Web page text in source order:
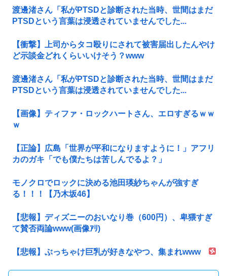
渡邊渚さん「私がPTSDと診断された当時、世間はまだ
PTSDという言葉は浸透されていませんでした...
【衝撃】上司からタコ殴りにされて被害届出したんやけ
ど示談金どれくらいいけそう？www
渡邊渚さん「私がPTSDと診断された当時、世間はまだ
PTSDという言葉は浸透されていませんでした...
【画像】ティファ・ロックハートさん、エロすぎるｗｗ
ｗ
【正論】広島「世界が平和になりますように！」アフリ
カのガキ「でも僕たちは苦しんでるよ？」
モノクロでロックに決める池田瑛紗ちゃんが強すぎ
る！！！【乃木坂46】
【悲報】ディズニーのおいなり巻（600円）、卑猥すぎ
て賛否両論www(画像ｱﾘ)
【悲報】ぶっちゃけ巨乳が好きなやつ、集まれwww